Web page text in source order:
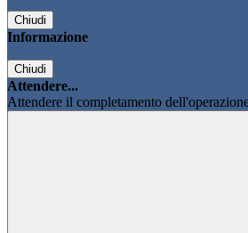
Chiudi
Informazione
Chiudi
Attendere...
Attendere il completamento